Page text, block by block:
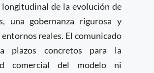
de la evolución de
una gobernanza rigurosa y
reales. El comunicado
plazos concretos para la
comercial del modelo ni